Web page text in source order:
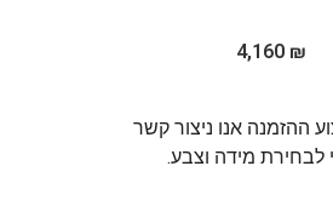
4,160 ₪
ההזמנה אנו ניצור קשר
לבחירת מידה וצבע.